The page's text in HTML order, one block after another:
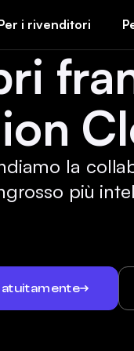
i rivenditori
la
più